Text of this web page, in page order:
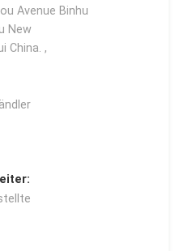
Avenue Binhu
New
China. ,